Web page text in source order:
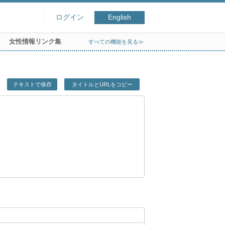
ログイン English
女性情報リンク集 すべての機能を見る≫
テキストで保存 タイトルとURLをコピー